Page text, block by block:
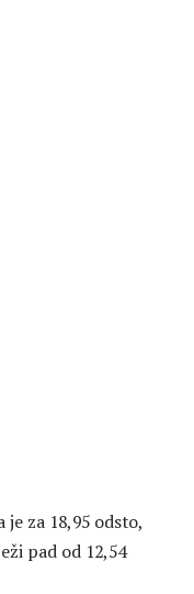
za 18,95 odsto,
pad od 12,54